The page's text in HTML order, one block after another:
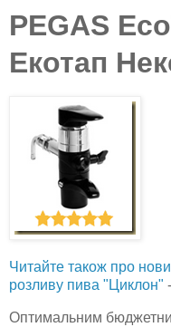
PEGAS
Екотап
Читайте також про
розливу пива "Циклон"
Оптимальним